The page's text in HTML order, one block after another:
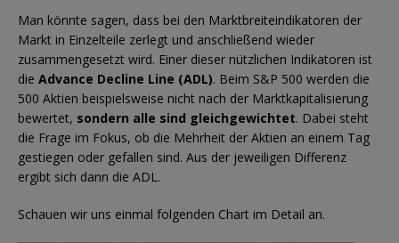
Man könnte sagen, dass bei den Marktbreiteindikatoren der
Markt in Einzelteile zerlegt und anschließend wieder
zusammengesetzt wird. Einer dieser nützlichen Indikatoren ist
die Advance Decline Line (ADL). Beim S&P 500 werden die
500 Aktien beispielsweise nicht nach der Marktkapitalisierung
bewertet, sondern alle sind gleichgewichtet. Dabei steht
die Frage im Fokus, ob die Mehrheit der Aktien an einem Tag
gestiegen oder gefallen sind. Aus der jeweiligen Differenz
ergibt sich dann die ADL.
Schauen wir uns einmal folgenden Chart im Detail an.